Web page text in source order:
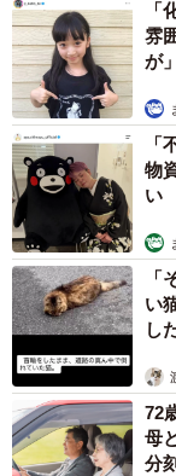
る “わらマンモス
一般社団法人西予
わらマンモスが誕
ルであるレンゲソ
つり” を盛り上げ
学生らで構成され
ちが協力して制作
制作には実際にそ
されており、毎
００名が集まり、
の鼻の形は年によ
雰
が
「
物
い
「
い
し
72
母
分